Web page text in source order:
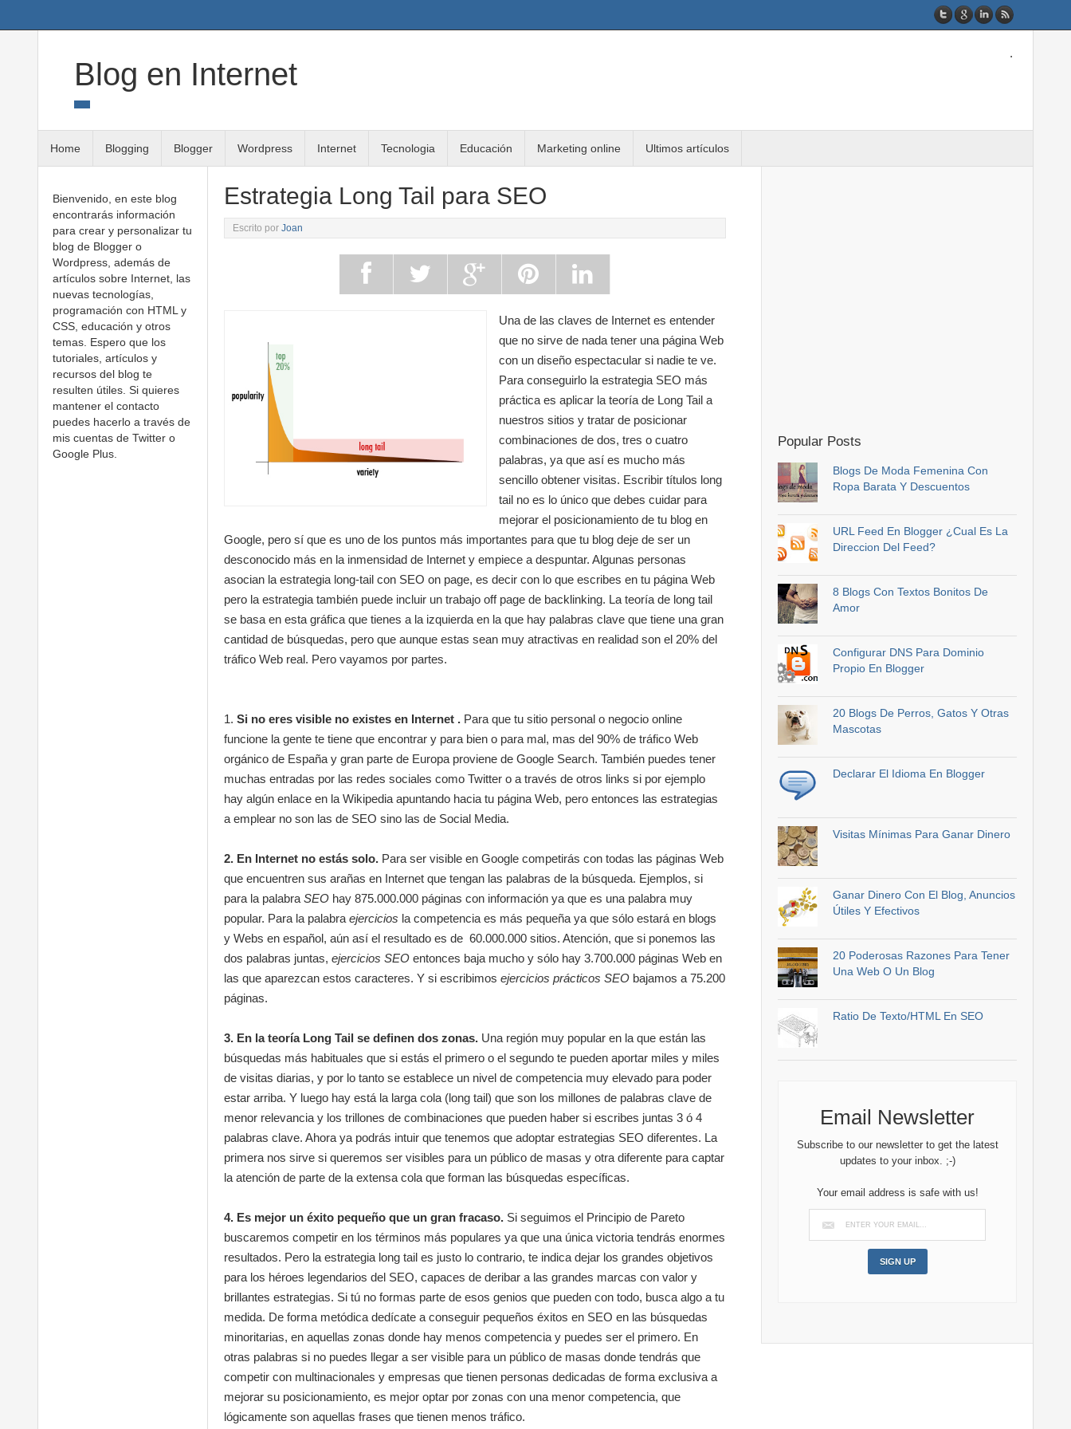
Blog en Internet
.
Home Blogging Blogger Wordpress Internet Tecnologia Educación Marketing online Ultimos artículos
Estrategia Long Tail para SEO
Escrito porJoan
Una de las claves de Internet es entender
que no sirve de nada tener una página Web
con un diseño espectacular si nadie te ve.
Para conseguirlo la estrategia SEO más
práctica es aplicar la teoría de Long Tail a
nuestros sitios y tratar de posicionar
combinaciones de dos, tres o cuatro
palabras, ya que así es mucho más
sencillo obtener visitas. Escribir títulos long
tail no es lo único que debes cuidar para
mejorar el posicionamiento de tu blog en
Google, pero sí que es uno de los puntos más importantes para que tu blog deje de ser un
desconocido más en la inmensidad de Internet y empiece a despuntar. Algunas personas
asocian la estrategia long-tail con SEO on page, es decir con lo que escribes en tu página Web
pero la estrategia también puede incluir un trabajo off page de backlinking. La teoría de long tail
se basa en esta gráfica que tienes a la izquierda en la que hay palabras clave que tiene una gran
cantidad de búsquedas, pero que aunque estas sean muy atractivas en realidad son el 20% del
tráfico Web real. Pero vayamos por partes.
1.Si no eres visible no existes en Internet . Para que tu sitio personal o negocio online
funcione la gente te tiene que encontrar y para bien o para mal, mas del 90% de tráfico Web
orgánico de España y gran parte de Europa proviene de Google Search. También puedes tener
muchas entradas por las redes sociales como Twitter o a través de otros links si por ejemplo
hay algún enlace en la Wikipedia apuntando hacia tu página Web, pero entonces las estrategias
a emplear no son las de SEO sino las de Social Media.
2. En Internet no estás solo. Para ser visible en Google competirás con todas las páginas Web
que encuentren sus arañas en Internet que tengan las palabras de la búsqueda. Ejemplos, si
para la palabraSEO hay 875.000.000 páginas con información ya que es una palabra muy
popular. Para la palabraejercicios la competencia es más pequeña ya que sólo estará en blogs
y Webs en español, aún así el resultado es de 60.000.000 sitios. Atención, que si ponemos las
dos palabras juntas,ejerciciosSEOentonces baja mucho y sólo hay 3.700.000 páginas Web en
las que aparezcan estos caracteres. Y si escribimosejercicios prácticos SEO bajamos a 75.200
páginas.
3. En la teoría Long Tail se definen dos zonas. Una región muy popular en la que están las
búsquedas más habituales que si estás el primero o el segundo te pueden aportar miles y miles
de visitas diarias, y por lo tanto se establece un nivel de competencia muy elevado para poder
estar arriba. Y luego hay está la larga cola (long tail) que son los millones de palabras clave de
menor relevancia y los trillones de combinaciones que pueden haber si escribes juntas 3 ó 4
palabras clave. Ahora ya podrás intuir que tenemos que adoptar estrategias SEO diferentes. La
primera nos sirve si queremos ser visibles para un público de masas y otra diferente para captar
la atención de parte de la extensa cola que forman las búsquedas específicas.
4. Es mejor un éxito pequeño que un gran fracaso. Si seguimos el Principio de Pareto
buscaremos competir en los términos más populares ya que una única victoria tendrás enormes
resultados. Pero la estrategia long tail es justo lo contrario, te indica dejar los grandes objetivos
para los héroes legendarios del SEO, capaces de deribar a las grandes marcas con valor y
brillantes estrategias. Si tú no formas parte de esos genios que pueden con todo, busca algo a tu
medida. De forma metódica dedícate a conseguir pequeños éxitos en SEO en las búsquedas
minoritarias, en aquellas zonas donde hay menos competencia y puedes ser el primero. En
otras palabras si no puedes llegar a ser visible para un público de masas donde tendrás que
competir con multinacionales y empresas que tienen personas dedicadas de forma exclusiva a
mejorar su posicionamiento, es mejor optar por zonas con una menor competencia, que
lógicamente son aquellas frases que tienen menos tráfico.
Bienvenido, en este blog
encontrarás información
para crear y personalizar tu
blog de Blogger o
Wordpress, además de
artículos sobre Internet, las
nuevas tecnologías,
programación con HTML y
CSS, educación y otros
temas. Espero que los
tutoriales, artículos y
recursos del blog te
resulten útiles. Si quieres
mantener el contacto
puedes hacerlo a través de
mis cuentas de Twitter o
Google Plus.
Popular Posts
Blogs De Moda Femenina Con
Ropa Barata Y Descuentos
URL Feed En Blogger ¿Cual Es La
Direccion Del Feed?
8 Blogs Con Textos Bonitos De
Amor
Configurar DNS Para Dominio
Propio En Blogger
20 Blogs De Perros, Gatos Y Otras
Mascotas
Declarar El Idioma En Blogger
Visitas Mínimas Para Ganar Dinero
Ganar Dinero Con El Blog, Anuncios
Útiles Y Efectivos
20 Poderosas Razones Para Tener
Una Web O Un Blog
Ratio De Texto/HTML En SEO
Email Newsletter
Subscribe to our newsletter to get the latest
updates to your inbox. ;-)
Your email address is safe with us!